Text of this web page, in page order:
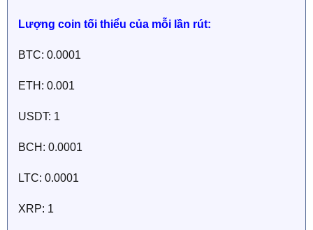
Lượng coin tối thiểu của mỗi lần rút:
BTC: 0.0001
ETH: 0.001
USDT: 1
BCH: 0.0001
LTC: 0.0001
XRP: 1